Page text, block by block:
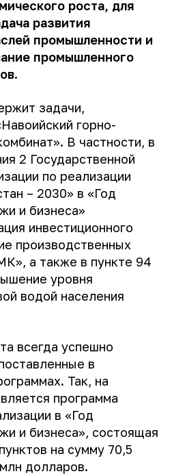
роста, для
развития
промышленности и
промышленного
задачи,
горно-
В частности, в
2 Государственной
по реализации
– 2030» в «Год
и бизнеса»
инвестиционного
производственных
а также в пункте 94
уровня
водой населения
всегда успешно
в
Так, на
программа
в «Год
и бизнеса», состоящая
на сумму 70,5
долларов.